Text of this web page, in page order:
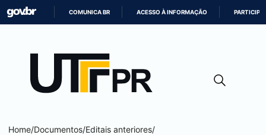
CONTEÚDO
COMUNICA BR ACESSO À INFORMAÇÃO PARTICIPE
Home/Documentos/Editais anteriores/